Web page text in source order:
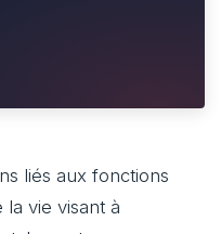
liés aux fonctions
la vie visant à